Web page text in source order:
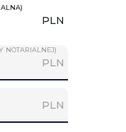
PLN
NOTARIALNEJ)
PLN
PLN